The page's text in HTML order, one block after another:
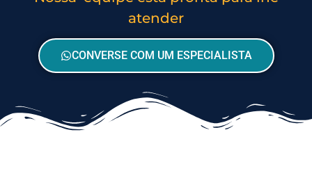
atender
CONVERSE COM UM ESPECIALISTA